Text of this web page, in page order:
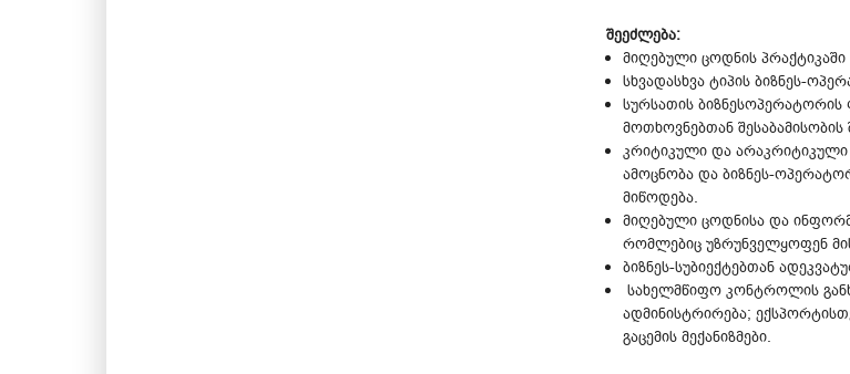
შეეძლება:
მიღებული ცოდნის პრაქტიკაში
სხვადასხვა ტიპის ბიზნეს-
სურსათის
მოთხოვნებთან შესაბამისობის
კრიტიკული და არაკრიტიკული
ამოცნობა და ბიზნეს-
მიწოდება.
მიღებული ცოდნისა და
რომლებიც უზრუნველყოფენ
ბიზნეს-სუბიექტებთან
სახელმწიფო კონტროლის
ადმინისტრირება;
გაცემის მექანიზმები.